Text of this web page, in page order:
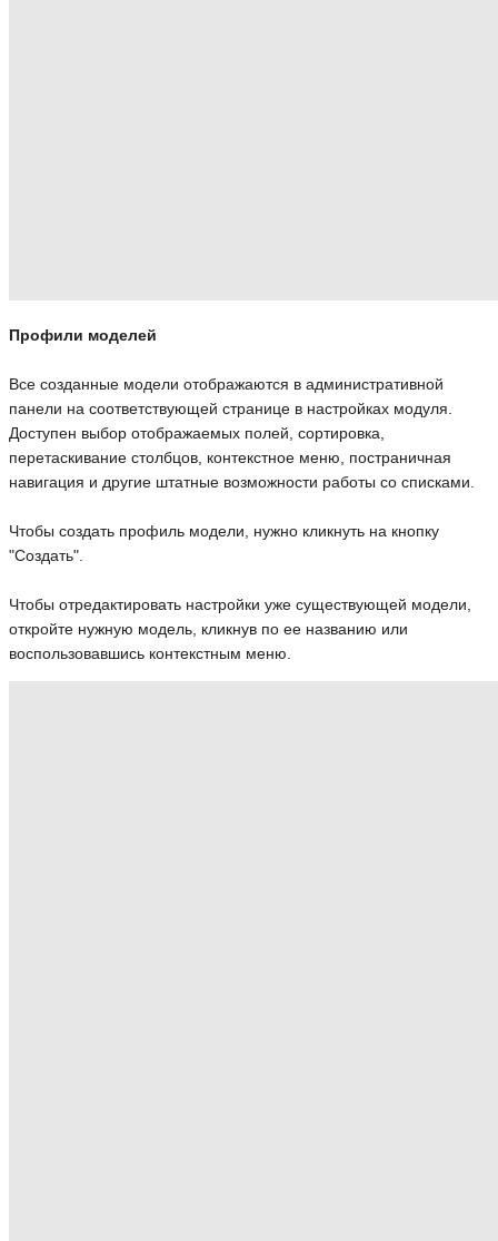
Профили моделей
Все созданные модели отображаются в административной
панели на соответствующей странице в настройках модуля.
Доступен выбор отображаемых полей, сортировка,
перетаскивание столбцов, контекстное меню, постраничная
навигация и другие штатные возможности работы со списками.
Чтобы создать профиль модели, нужно кликнуть на кнопку
"Создать".
Чтобы отредактировать настройки уже существующей модели,
откройте нужную модель, кликнув по ее названию или
воспользовавшись контекстным меню.